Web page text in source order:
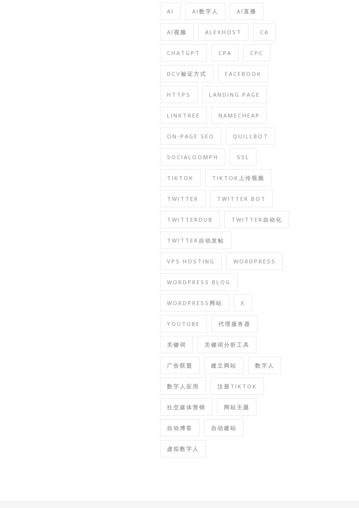
AI AI数字人 AI直播
AI视频 ALEXHOST CA
CHATGPT CPA CPC
DCV验证方式 FACEBOOK
HTTPS LANDING PAGE
LINKTREE NAMECHEAP
ON-PAGE SEO QUILLBOT
SOCIALOOMPH SSL
TIKTOK TIKTOK上传视频
TWITTER TWITTER BOT
TWITTERDUB TWITTER自动化
TWITTER自动发帖
VPS HOSTING WORDPRESS
WORDPRESS BLOG
WORDPRESS网站 X
YOUTUBE 代理服务器
关键词 关键词分析工具
广告联盟 建立网站 数字人
数字人应用 注册TIKTOK
社交媒体营销 网站主题
自动博客 自动建站
虚拟数字人